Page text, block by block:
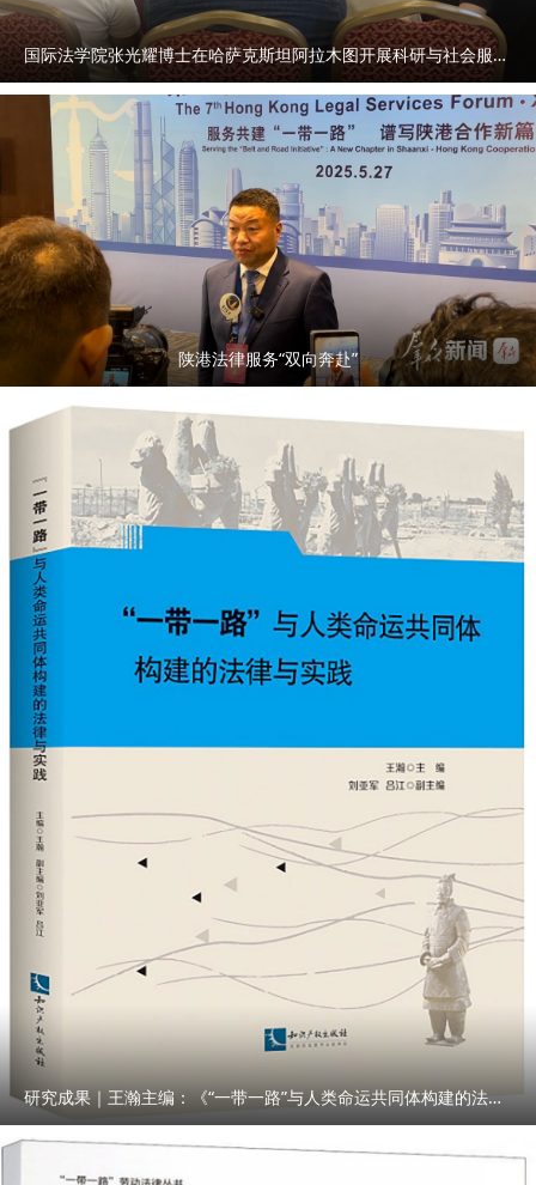
实干担当绘就人生华章，在中国式现代化建设新征程上步履不
停、行稳致远，让西法大熠熠生辉，薪火相传。 （供稿：党
委宣传部 撰稿：段蓓蕾 审核：宋白）
国际法学院张光耀博士在哈萨克斯坦阿拉木图开展科研与社会服务活动
陕港法律服务“双向奔赴”
研究成果｜王瀚主编：《“一带一路”与人类命运共同体构建的法律与实践》